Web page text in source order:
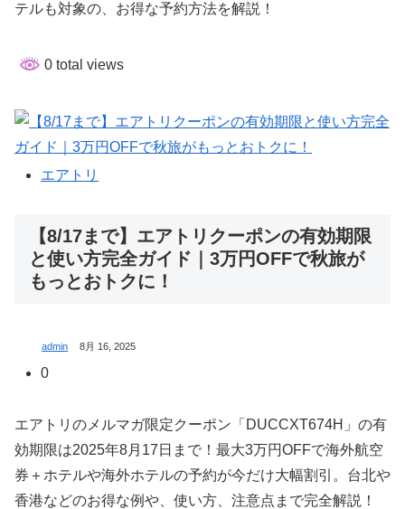
テルも対象の、お得な予約方法を解説！
0 total views
エアトリ
【8/17まで】エアトリクーポンの有効期限
と使い方完全ガイド｜3万円OFFで秋旅が
もっとおトクに！
admin 8月 16, 2025
0
エアトリのメルマガ限定クーポン「DUCCXT674H」の有
効期限は2025年8月17日まで！最大3万円OFFで海外航空
券＋ホテルや海外ホテルの予約が今だけ大幅割引。台北や
香港などのお得な例や、使い方、注意点まで完全解説！